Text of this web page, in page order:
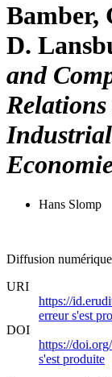
Bamber,
D.
and
Hans Slomp
Diffusion
URI
https://
erreur s'est
DOI
https://
s'est produite